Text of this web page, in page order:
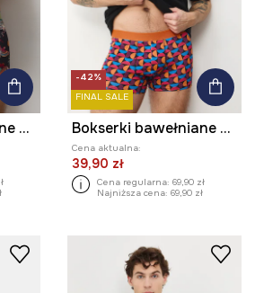
Bokserki bawełniane męskie z elastanem wzorzyste (2-pack)
-42%
FINAL SALE
Bokserki bawełniane męskie z elastanem wzorzyste (2-pack)
Cena aktualna:
39,90 zł
Cena regularna: 69,90 zł
Najniższa cena: 69,90 zł